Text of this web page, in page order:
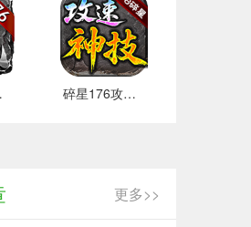
放 碎星176攻速神技本服攻略
更多>>